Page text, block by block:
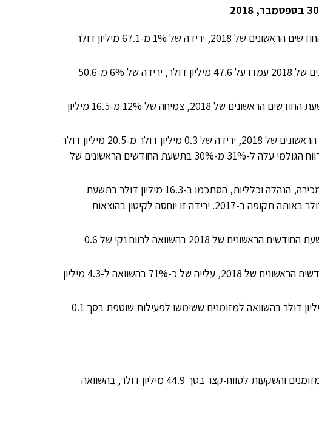
ההכנסה הכוללת עמדה על 66.3 מיליון דולר בתשעת החודשים הראשונים של 2018, ירידה של 1% מ-67.1 מיליון דולר
ההכנסות מהמגזר התעשייתי בתשעת החודשים הראשונים של 2018 עמדו על 47.6 מיליון דולר, ירידה של 6% מ-50.6
הכנסות ממגזר ההפצה עמדו על 18.6 מיליון דולר בתשעת החודשים הראשונים של 2018, צמיחה של 12% מ-16.5 מיליון
רווח גולמי עמד על 20.2 מיליון דולר בתשעת החודשים הראשונים של 2018, ירידה של 0.3 מיליון דולר מ-20.5 מיליון דולר
שדווחו בתשעת החודשים הראשונים של 2017. שיעור הרווח הגולמי עלה ל-31% מ-30% בתשעת החודשים הראשונים של
הוצאות תפעול, לרבות הוצאות מחקר ופיתוח, הוצאות מכירה, הנהלה וכלליות, הסתכמו ב-16.3 מיליון דולר בתשעת
החודשים הראשונים של 2018 בהשוואה ל-19.5 מיליון דולר באותה תקופה ב-2017. ירידה זו יוחסה לקיטון בהוצאות
רווח נקי עמד על 4.6 מיליון דולר או 11 סנט למניה בתשעת החודשים הראשונים של 2018 בהשוואה לרווח נקי של 0.6
מתואם עמד על 7.4 מיליון דולר בתשעת החודשים הראשונים של 2018, עלייה של כ-71% בהשוואה ל-4.3 מיליון
תזרים מזומנים שנבע מפעילות שוטפת עמד על 4.2 מיליון דולר בהשוואה למזומנים ששימשו לפעילות שוטפת בסך 0.1
נכון ל-30 בספטמבר, 2018, לחברה יתרות מזומנים, שווי מזומנים והשקעות לטווח-קצר בסך 44.9 מיליון דולר, בהשוואה